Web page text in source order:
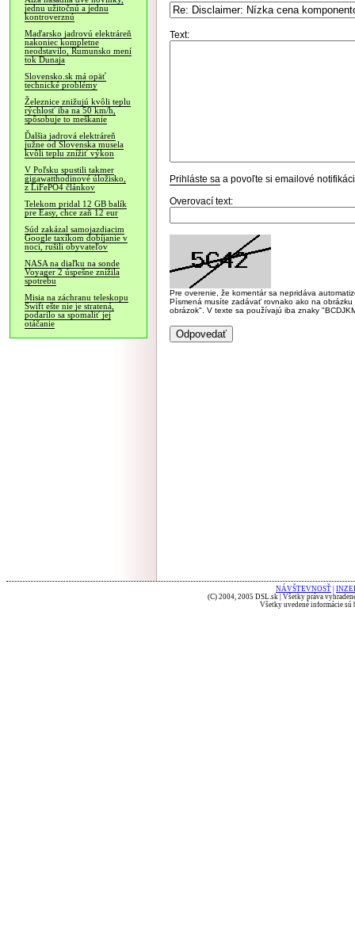
jednu užitočnú a jednu
kontroverznú
Maďarsko jadrovú elektráreň
nakoniec kompletne
neodstavilo, Rumunsko mení
tok Dunaja
Slovensko.sk má opäť
technické problémy
Železnice znižujú kvôli teplu
rýchlosť iba na 50 km/h,
spôsobuje to meškanie
Ďalšia jadrová elektráreň
južne od Slovenska musela
kvôli teplu znížiť výkon
V Poľsku spustili takmer
gigawatthodinové úložisko,
z LiFePO4 článkov
Telekom pridal 12 GB balík
pre Easy, chce zaň 12 eur
Súd zakázal samojazdiacim
Google taxíkom dobíjanie v
noci, rušili obyvateľov
NASA na diaľku na sonde
Voyager 2 úspešne znížila
spotrebu
Misia na záchranu teleskopu
Swift ešte nie je stratená,
podarilo sa spomaliť jej
otáčanie
Text:
Prihláste sa a povoľte si emailové
Overovací text:
Pre overenie, že komentár sa nepridáva
Písmená musíte zadávať rovnako ako na
obrázok". V texte sa používajú iba znaky
NÁVŠTEVNOSŤ
(C) 2004, 2005 DSL.sk | Všetky práva
Všetky uvedené informácie sú